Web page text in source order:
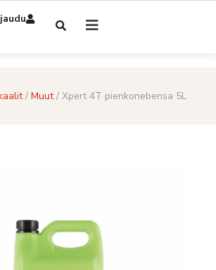
/ Muut/ Xpert 4T pienkonebensa 5L